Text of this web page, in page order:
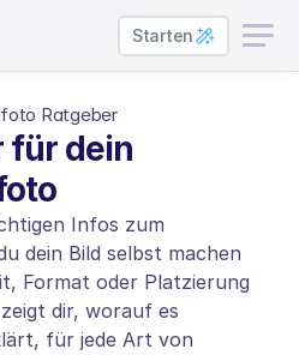
Starten
Ratgeber
für dein
Infos zum
dein Bild selbst machen
Format oder Platzierung
dir, worauf es
für jede Art von